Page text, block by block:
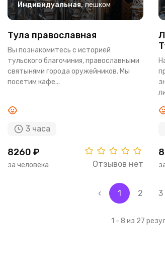
Индивидуальная, пешком
Тула православная
Вы познакомитесь с историей
тульского благочиния, православными
святынями города оружейников. Мы
посетим кафе...
3 часа
8260 ₽
за человека Отзывов нет
‹ 1 2 3
1 - 8 из 27